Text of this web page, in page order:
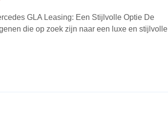
GLA Leasing: Een Stijlvolle Optie De
die op zoek zijn naar een luxe en stijlvolle